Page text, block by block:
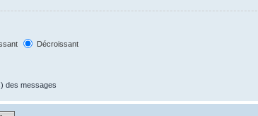
Décroissant
des messages